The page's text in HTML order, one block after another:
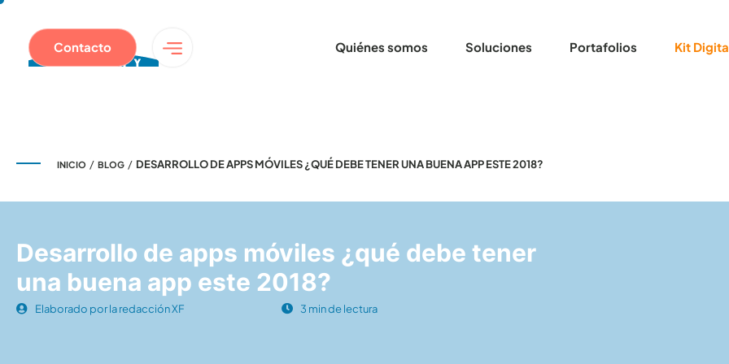
Quiénes somos Soluciones Portafolios Kit
Contacto
INICIO / BLOG / DESARROLLO DE APPS MÓVILES ¿QUÉ DEBE TENER UNA BUENA APP ESTE 2018?
Desarrollo de apps móviles ¿qué debe tener
una buena app este 2018?
Elaborado por la redacción XF 3 min de lectura